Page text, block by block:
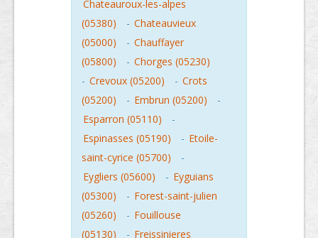
Chateauroux-les-alpes
(05380)
- Chateauvieux
(05000)
- Chauffayer
(05800)
- Chorges (05230)
- Crevoux (05200) - Crots
(05200)
- Embrun (05200)
-
Esparron (05110)
-
Espinasses (05190)
- Etoile-
saint-cyrice (05700)
-
Eygliers (05600)
- Eyguians
(05300)
- Forest-saint-julien
(05260)
- Fouillouse
(05130)
- Freissinieres